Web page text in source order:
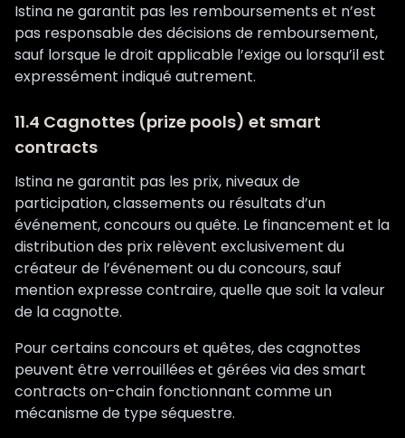
Istina ne garantit pas les remboursements et n’est
pas responsable des décisions de remboursement,
sauf lorsque le droit applicable l’exige ou lorsqu’il est
expressément indiqué autrement.
11.4 Cagnottes (prize pools) et smart
contracts
Istina ne garantit pas les prix, niveaux de
participation, classements ou résultats d’un
événement, concours ou quête. Le financement et la
distribution des prix relèvent exclusivement du
créateur de l’événement ou du concours, sauf
mention expresse contraire, quelle que soit la valeur
de la cagnotte.
Pour certains concours et quêtes, des cagnottes
peuvent être verrouillées et gérées via des smart
contracts on-chain fonctionnant comme un
mécanisme de type séquestre.